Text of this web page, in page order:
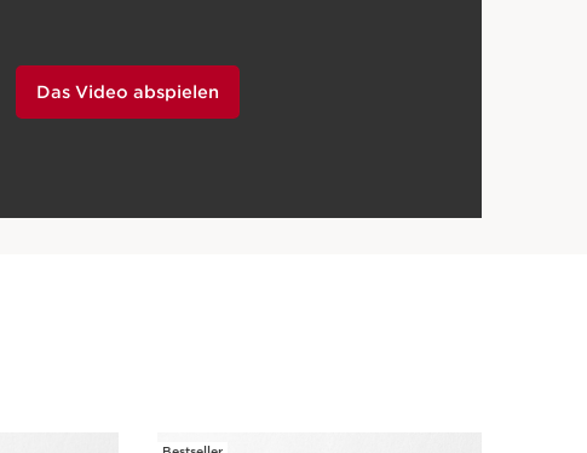
Das Video abspielen